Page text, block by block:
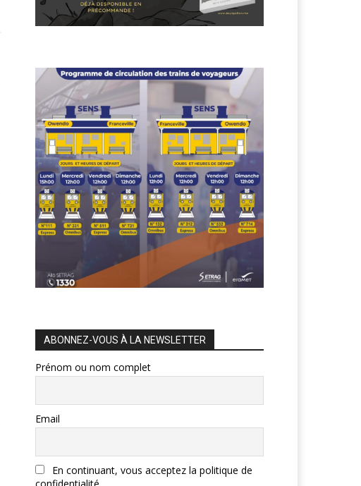
ABONNEZ-VOUS À LA NEWSLETTER
Prénom ou nom complet
Email
En continuant, vous acceptez la politique de